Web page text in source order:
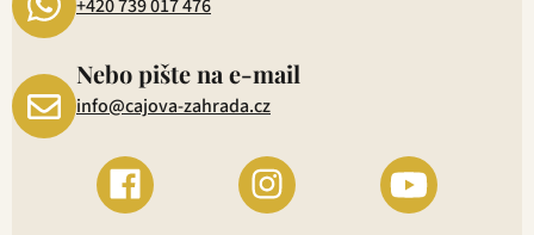
+420 739 017 476
Nebo pište na e-mail
info@cajova-zahrada.cz